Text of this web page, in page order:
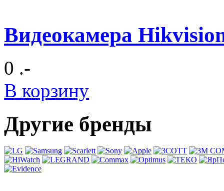
Видеокамера
0 .-
В корзину
Другие бренды